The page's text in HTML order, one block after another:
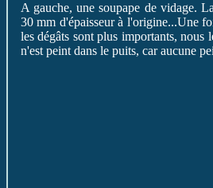
A gauche, une soupape de vidage.
30 mm d'épaisseur à l'origine...Une
les dégâts sont plus importants, nous
n'est peint dans le puits, car aucune